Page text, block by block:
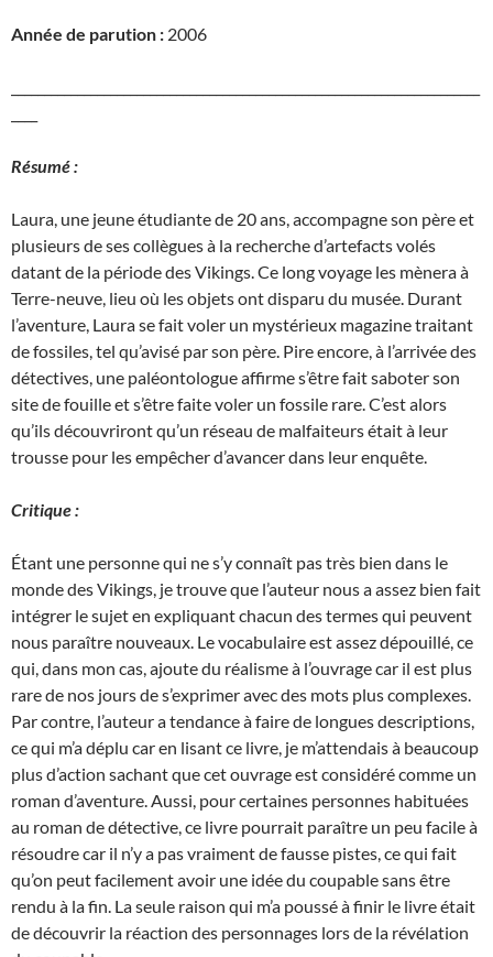
Année de parution : 2006
Résumé :
Laura, une jeune étudiante de 20 ans, accompagne son père et
plusieurs de ses collègues à la recherche d’artefacts volés
datant de la période des Vikings. Ce long voyage les mènera à
Terre-neuve, lieu où les objets ont disparu du musée. Durant
l’aventure, Laura se fait voler un mystérieux magazine traitant
de fossiles, tel qu’avisé par son père. Pire encore, à l’arrivée des
détectives, une paléontologue affirme s’être fait saboter son
site de fouille et s’être faite voler un fossile rare. C’est alors
qu’ils découvriront qu’un réseau de malfaiteurs était à leur
trousse pour les empêcher d’avancer dans leur enquête.
Critique :
Étant une personne qui ne s’y connaît pas très bien dans le
monde des Vikings, je trouve que l’auteur nous a assez bien fait
intégrer le sujet en expliquant chacun des termes qui peuvent
nous paraître nouveaux. Le vocabulaire est assez dépouillé, ce
qui, dans mon cas, ajoute du réalisme à l’ouvrage car il est plus
rare de nos jours de s’exprimer avec des mots plus complexes.
Par contre, l’auteur a tendance à faire de longues descriptions,
ce qui m’a déplu car en lisant ce livre, je m’attendais à beaucoup
plus d’action sachant que cet ouvrage est considéré comme un
roman d’aventure. Aussi, pour certaines personnes habituées
au roman de détective, ce livre pourrait paraître un peu facile à
résoudre car il n’y a pas vraiment de fausse pistes, ce qui fait
qu’on peut facilement avoir une idée du coupable sans être
rendu à la fin. La seule raison qui m’a poussé à finir le livre était
de découvrir la réaction des personnages lors de la révélation